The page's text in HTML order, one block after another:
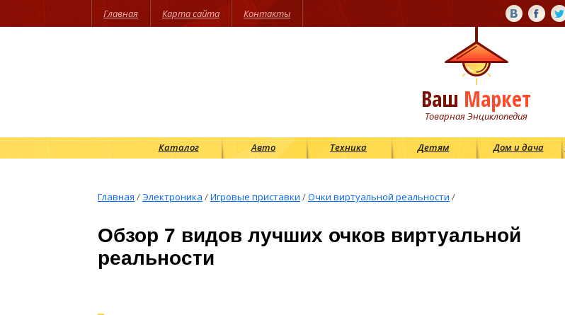
Главная Карта сайта Контакты
Ваш Маркет
Товарная Энциклопедия
Каталог Авто Техника Детям Дом и дача
Главная /Электроника /Игровые приставки /Очки виртуальной реальности /
Обзор 7 видов лучших очков виртуальной
реальности